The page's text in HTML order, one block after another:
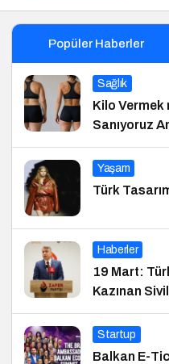
Popüler Haberler
Sağlık
Kilo Vermek
Sanıyoruz
Yaşam
Türk
Haberler
19 Mart:
Kazınan
Startup
Balkan E-